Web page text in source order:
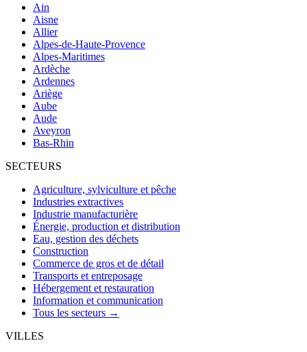
Ain
Aisne
Allier
Alpes-de-Haute-Provence
Alpes-Maritimes
Ardèche
Ardennes
Ariège
Aube
Aude
Aveyron
Bas-Rhin
SECTEURS
Agriculture, sylviculture et pêche
Industries extractives
Industrie manufacturière
Énergie, production et distribution
Eau, gestion des déchets
Construction
Commerce de gros et de détail
Transports et entreposage
Hébergement et restauration
Information et communication
Tous les secteurs →
VILLES